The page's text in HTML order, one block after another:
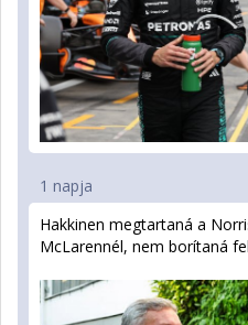
1 napja
Hakkinen megtartaná a
McLarennél, nem borítaná